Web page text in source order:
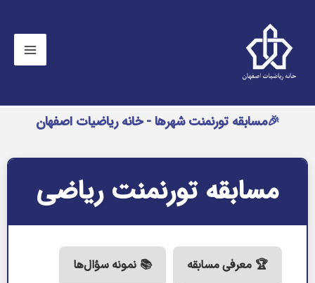
🎉مسابقه تورنمنت شهرها - خانه ریاضیات اصفهان
مسابقه تورنمنت ریاضی
🏆 معرفی مسابقه 📚 نمونه سؤال‌ها